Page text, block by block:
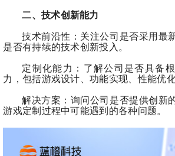
二、技术创新能力
技术前沿性：关注公司是否采用最
是否有持续的技术创新投入。
定制化能力：了解公司是否具备
力，包括游戏设计、功能实现、性能优
解决方案：询问公司是否提供创新
游戏定制过程中可能遇到的各种问题。